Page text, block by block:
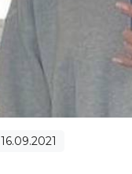
16.09.2021